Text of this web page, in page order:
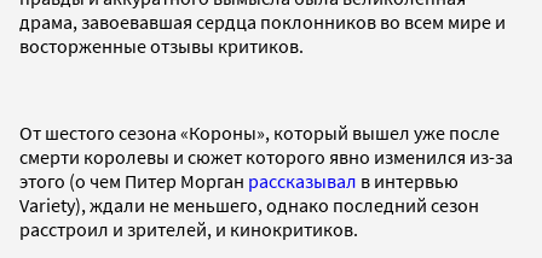
драма, завоевавшая сердца поклонников во всем мире и
восторженные отзывы критиков.
От шестого сезона «Короны», который вышел уже после
смерти королевы и сюжет которого явно изменился из-за
этого (о чем Питер Морган рассказывал в интервью
Variety), ждали не меньшего, однако последний сезон
расстроил и зрителей, и кинокритиков.